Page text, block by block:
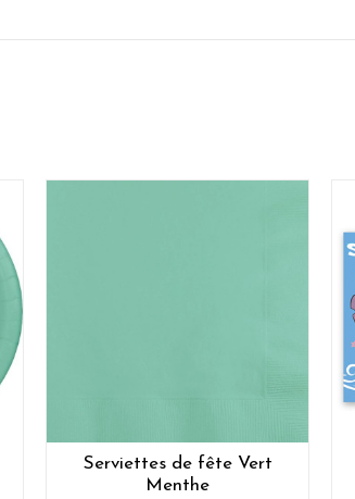
Serviettes de fête Vert
Menthe